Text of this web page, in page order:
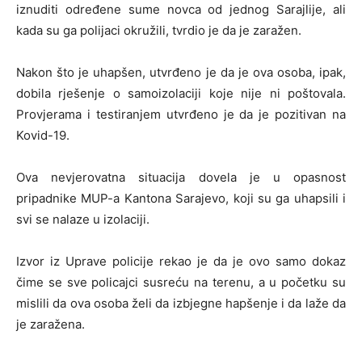
iznuditi određene sume novca od jednog Sarajlije, ali
kada su ga polijaci okružili, tvrdio je da je zaražen.
Nakon što je uhapšen, utvrđeno je da je ova osoba, ipak,
dobila rješenje o samoizolaciji koje nije ni poštovala.
Provjerama i testiranjem utvrđeno je da je pozitivan na
Kovid-19.
Ova nevjerovatna situacija dovela je u opasnost
pripadnike MUP-a Kantona Sarajevo, koji su ga uhapsili i
svi se nalaze u izolaciji.
Izvor iz Uprave policije rekao je da je ovo samo dokaz
čime se sve policajci susreću na terenu, a u početku su
mislili da ova osoba želi da izbjegne hapšenje i da laže da
je zaražena.